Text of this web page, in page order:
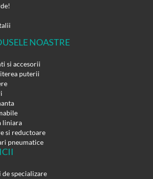
NOASTRE
si accesorii
puterii
liniara
si reductoare
pneumatice
specializare